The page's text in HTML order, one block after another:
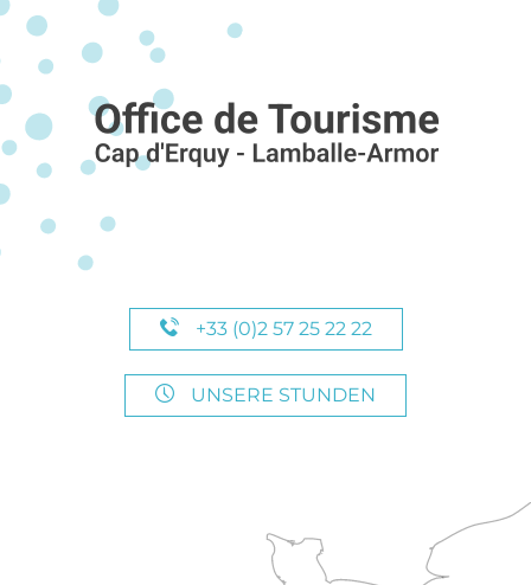
+33 (0)2 57 25 22 22
UNSERE STUNDEN